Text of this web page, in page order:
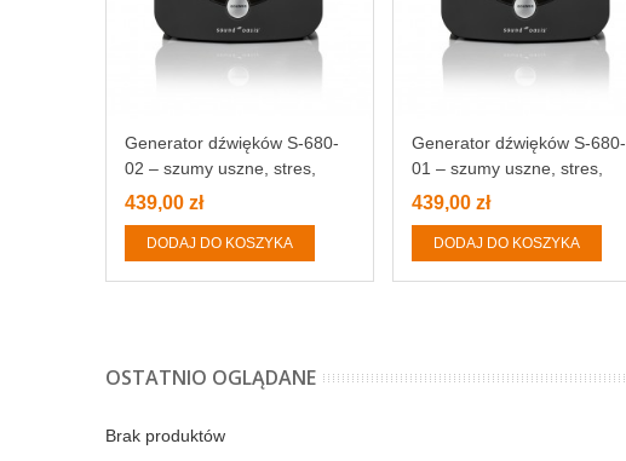
Generator dźwięków S-680-
02 – szumy uszne, stres,
zmęczenie, bezsenność
439,00 zł
DODAJ DO KOSZYKA
Generator dźwięków S-680-
01 – szumy uszne, stres,
zmęczenie, bezsenność
439,00 zł
DODAJ DO KOSZYKA
OSTATNIO OGLĄDANE
Brak produktów